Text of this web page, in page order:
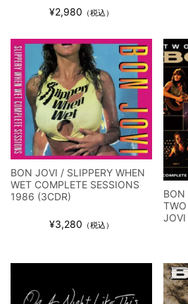
*NEW RELEASE (最新約3ヶ月)
メガデス / 2023年8月4日 ドイツ
*NEW RELEASE (最新約3ヶ月)
ユーライア・ヒープ / 2023年8月3日
全収録！
*NEW RELEASE (最新約3ヶ月)
ジャーニー / 1979年5月8+9日 コロラ
¥2,980 （税込）
BON JOVI / SLIPPERY WHEN
WET COMPLETE SESSIONS
1986 (3CDR)
¥3,280 （税込）
BON